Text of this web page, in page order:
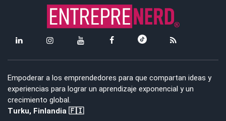
Empoderar a los emprendedores para que compartan ideas y
experiencias para lograr un aprendizaje exponencial y un
crecimiento global.
Turku, Finlandia 🇫🇮